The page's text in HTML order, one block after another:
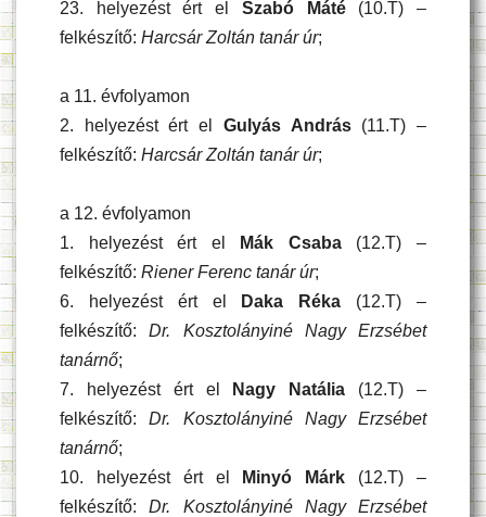
23. helyezést ért el Szabó Máté(10.T) –
felkészítő: Harcsár Zoltán tanár úr;
a 11. évfolyamon
2. helyezést ért el Gulyás András(11.T) –
felkészítő: Harcsár Zoltán tanár úr;
a 12. évfolyamon
1. helyezést ért el
Mák Csaba(12.T) –
felkészítő: Riener Ferenc tanár úr;
6. helyezést ért el
Daka Réka (12.T) –
felkészítő:Dr. Kosztolányiné Nagy Erzsébet
tanárnő;
7. helyezést ért el
Nagy Natália (12.T) –
felkészítő:Dr. Kosztolányiné Nagy Erzsébet
tanárnő;
10. helyezést ért el
Minyó Márk (12.T) –
felkészítő:Dr. Kosztolányiné Nagy Erzsébet